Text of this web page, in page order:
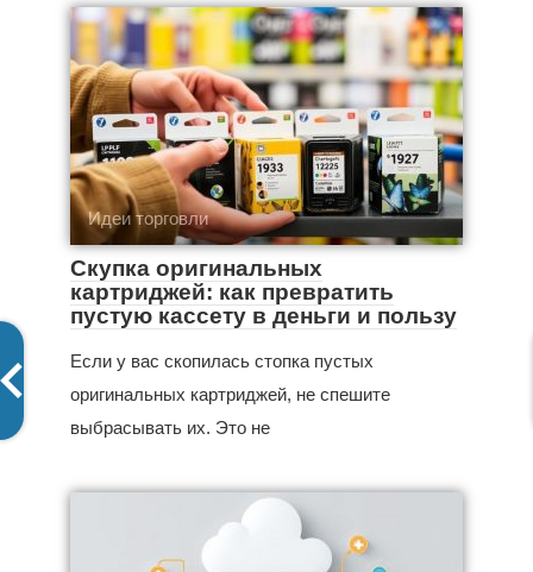
Идеи торговли
Скупка оригинальных
картриджей: как превратить
пустую кассету в деньги и пользу
Если у вас скопилась стопка пустых
оригинальных картриджей, не спешите
выбрасывать их. Это не